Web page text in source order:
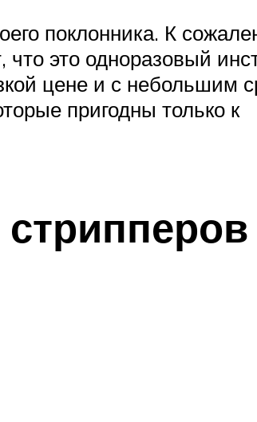
поклонника. К
это одноразовый
цене и с небольшим
пригодны только к